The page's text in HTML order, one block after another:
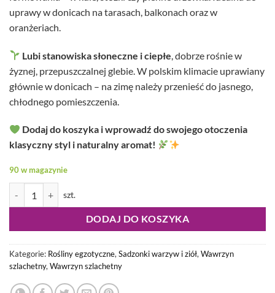
uprawy w donicach na tarasach, balkonach oraz w
oranżeriach.
Lubi stanowiska słoneczne i ciepłe , dobrze rośnie w
żyznej, przepuszczalnej glebie. W polskim klimacie uprawiany
głównie w donicach – na zimę należy przenieść do jasnego,
chłodnego pomieszczenia.
Dodaj do koszyka i wprowadź do swojego otoczenia
klasyczny styl i naturalny aromat!
90 w magazynie
DODAJ DO KOSZYKA
Kategorie: Rośliny egzotyczne, Sadzonki warzyw i ziół, Wawrzyn
szlachetny, Wawrzyn szlachetny